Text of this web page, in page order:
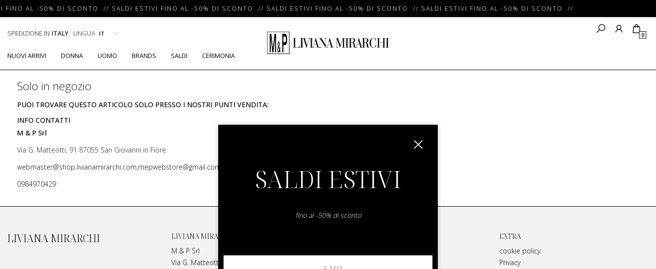
FINO AL -50% DI SCONTO // SALDI ESTIVI FINO AL -50% DI SCONTO // SALDI ESTIVI FINO AL -50% DI SCONTO // SALDI ESTIVI FINO AL -50% DI SCONTO //
SPEDIZIONE IN ITALY LINGUA 0
NUOVI ARRIVI DONNA UOMO BRANDS SALDI CERIMONIA
Solo in negozio
PUOI TROVARE QUESTO ARTICOLO SOLO PRESSO I NOSTRI PUNTI VENDITA:
INFO CONTATTI
M & P Srl
Via G. Matteotti, 91 87055 San Giovanni in Fiore
webmaster@shop.livianamirarchi.com,mepwebstore@gmail.com
0984970429
LIVIANA MIRARCHI
LIVIANA MIRARCHI
M & P Srl
Via G. Matteotti, 91
EXTRA
cookie policy
Privacy
SALDI ESTIVI
fino al -50% di sconto